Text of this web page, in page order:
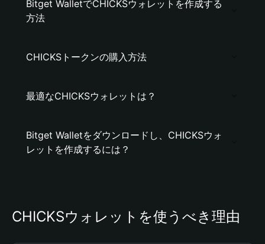
Bitget WalletでCHICKSウォレットを作成する
方法
CHICKSトークンの購入方法
最適なCHICKSウォレットは？
Bitget Walletをダウンロードし、CHICKSウォ
レットを作成するには？
CHICKSウォレットを使うべき理由